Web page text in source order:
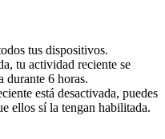
tus dispositivos.
tu actividad reciente se
durante 6 horas.
está desactivada, puedes
ellos sí la tengan habilitada.